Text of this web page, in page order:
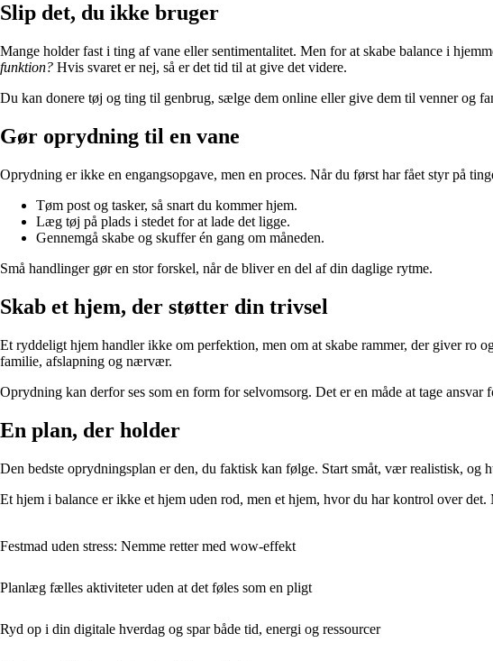
Slip det, du ikke bruger
Mange holder fast i ting af vane eller sentimentalitet. Men for at skabe balance i
funktion? Hvis svaret er nej, så er det tid til at give det videre.
Du kan donere tøj og ting til genbrug, sælge dem online eller give dem til venner og
Gør oprydning til en vane
Oprydning er ikke en engangsopgave, men en proces. Når du først har fået styr på
Tøm post og tasker, så snart du kommer hjem.
Læg tøj på plads i stedet for at lade det ligge.
Gennemgå skabe og skuffer én gang om måneden.
Små handlinger gør en stor forskel, når de bliver en del af din daglige rytme.
Skab et hjem, der støtter din trivsel
Et ryddeligt hjem handler ikke om perfektion, men om at skabe rammer, der giver ro
familie, afslapning og nærvær.
Oprydning kan derfor ses som en form for selvomsorg. Det er en måde at tage
En plan, der holder
Den bedste oprydningsplan er den, du faktisk kan følge. Start småt, vær realistisk,
Et hjem i balance er ikke et hjem uden rod, men et hjem, hvor du har kontrol over
Festmad uden stress: Nemme retter med wow-effekt
Planlæg fælles aktiviteter uden at det føles som en pligt
Ryd op i din digitale hverdag og spar både tid, energi og ressourcer